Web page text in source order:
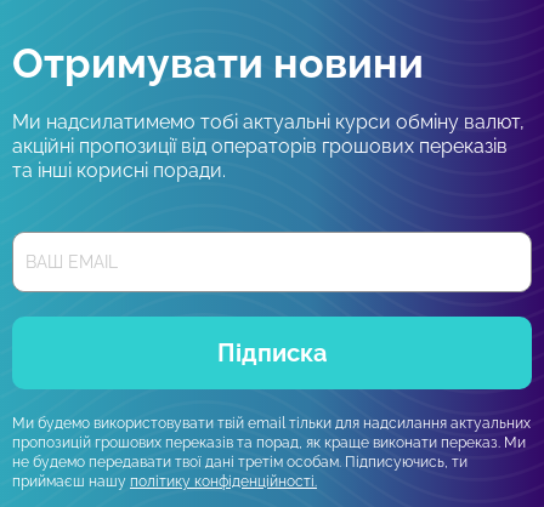
Отримувати новини
Ми надсилатимемо тобі актуальні курси обміну валют,
акційні пропозиції від операторів грошових переказів
та інші корисні поради.
Підписка
Ми будемо використовувати твій email тільки для надсилання актуальних
пропозицій грошових переказів та порад, як краще виконати переказ. Ми
не будемо передавати твої дані третім особам. Підписуючись, ти
приймаєш нашу політику конфіденційності.